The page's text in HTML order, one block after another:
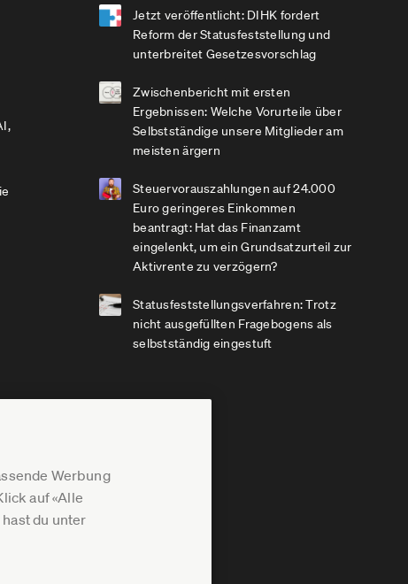
Werbung
auf «Alle
du unter
Jetzt veröffentlicht: DIHK fordert
Reform der Statusfeststellung und
unterbreitet Gesetzesvorschlag
Zwischenbericht mit ersten
Ergebnissen: Welche Vorurteile über
Selbstständige unsere Mitglieder am
meisten ärgern
Steuervorauszahlungen auf 24.000
Euro geringeres Einkommen
beantragt: Hat das Finanzamt
eingelenkt, um ein Grundsatzurteil zur
Aktivrente zu verzögern?
Statusfeststellungsverfahren: Trotz
nicht ausgefüllten Fragebogens als
selbstständig eingestuft